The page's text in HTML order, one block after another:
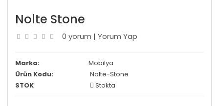
Nolte Stone
0 yorum | Yorum Yap
Marka:
Mobilya
Ürün Kodu:
Nolte-Stone
STOK
Stokta